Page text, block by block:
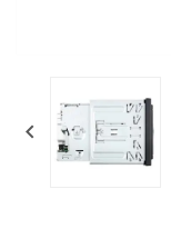
